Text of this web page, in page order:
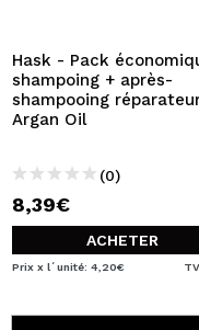
En créant un compte
effectuer vos achats
commandes et
Hask - Pack
shampoing + après-
shampooing
Argan Oil
(0)
8,39€
ACHETER
Prix x l´unité: 4,20€